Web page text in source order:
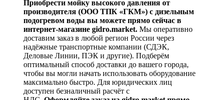
Приобрести мойку высокого давления от
производителя (ООО ТПК «ГКМ») с дизельным
подогревом воды вы можете прямо сейчас в
интернет-магазине gidro.market. Мы оперативно
доставим заказ в любой регион России через
надёжные транспортные компании (СДЭК,
Деловые Линии, ПЭК и другие). Подберём
оптимальный способ доставки до вашего города,
чтобы вы могли начать использовать оборудование
максимально быстро. Для юридических лиц
доступен безналичный расчёт с